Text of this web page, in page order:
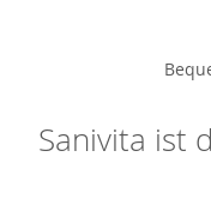
Sanivita ist